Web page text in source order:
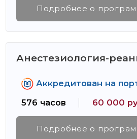
Подробнее о
Анестезиология-
Аккредитован на
576 часов
60 000
Подробнее о